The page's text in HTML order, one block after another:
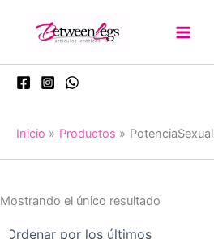
Inicio Productos PotenciaSexual
Mostrando el único resultado